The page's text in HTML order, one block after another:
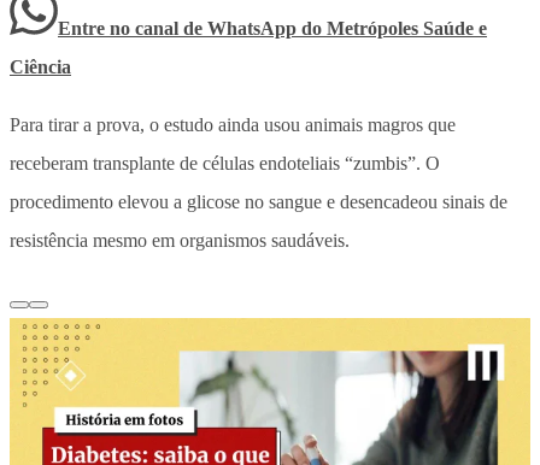
Entre no canal de WhatsApp do Metrópoles Saúde e
Ciência
Para tirar a prova, o estudo ainda usou animais magros que
receberam transplante de células endoteliais “zumbis”. O
procedimento elevou a glicose no sangue e desencadeou sinais de
resistência mesmo em organismos saudáveis.